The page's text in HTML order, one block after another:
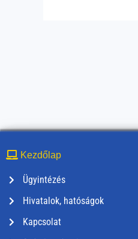
Kezdőlap
Ügyintézés
Hivatalok, hatóságok
Kapcsolat